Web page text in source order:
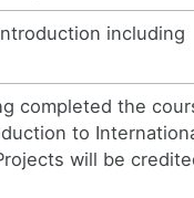
including
completed the
to
will be